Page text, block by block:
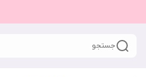
جستجو